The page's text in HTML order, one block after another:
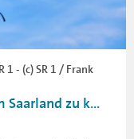
- (c) SR 1 / Frank
zu k...